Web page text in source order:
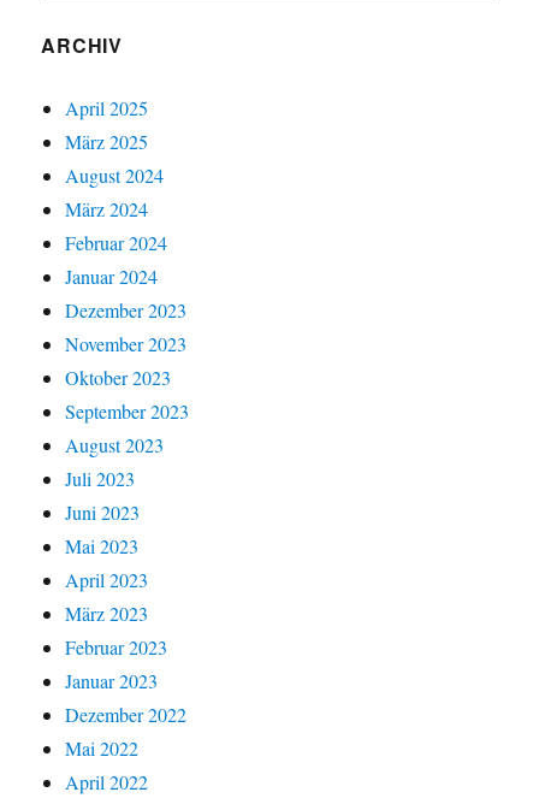
ARCHIV
April 2025
März 2025
August 2024
März 2024
Februar 2024
Januar 2024
Dezember 2023
November 2023
Oktober 2023
September 2023
August 2023
Juli 2023
Juni 2023
Mai 2023
April 2023
März 2023
Februar 2023
Januar 2023
Dezember 2022
Mai 2022
April 2022